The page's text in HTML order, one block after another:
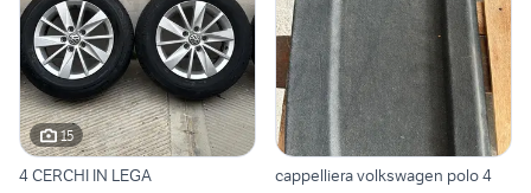
15
4 CERCHI IN LEGA
cappelliera volkswagen polo 4